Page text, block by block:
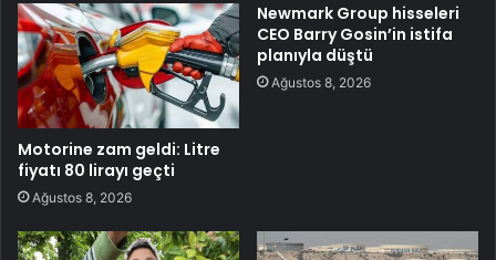
Motorine zam geldi: Litre
fiyatı 80 lirayı geçti
Ağustos 8, 2026
Newmark Group hisseleri
CEO Barry Gosin’in istifa
planıyla düştü
Ağustos 8, 2026